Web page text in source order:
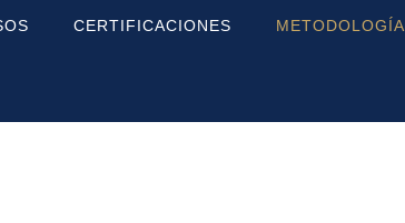
CERTIFICACIONES METODOLOGÍA